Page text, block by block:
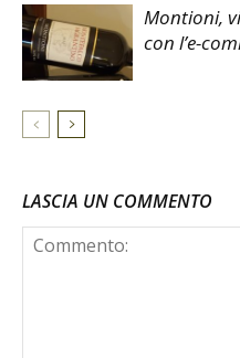
Montioni,
con l’e-
LASCIA UN COMMENTO